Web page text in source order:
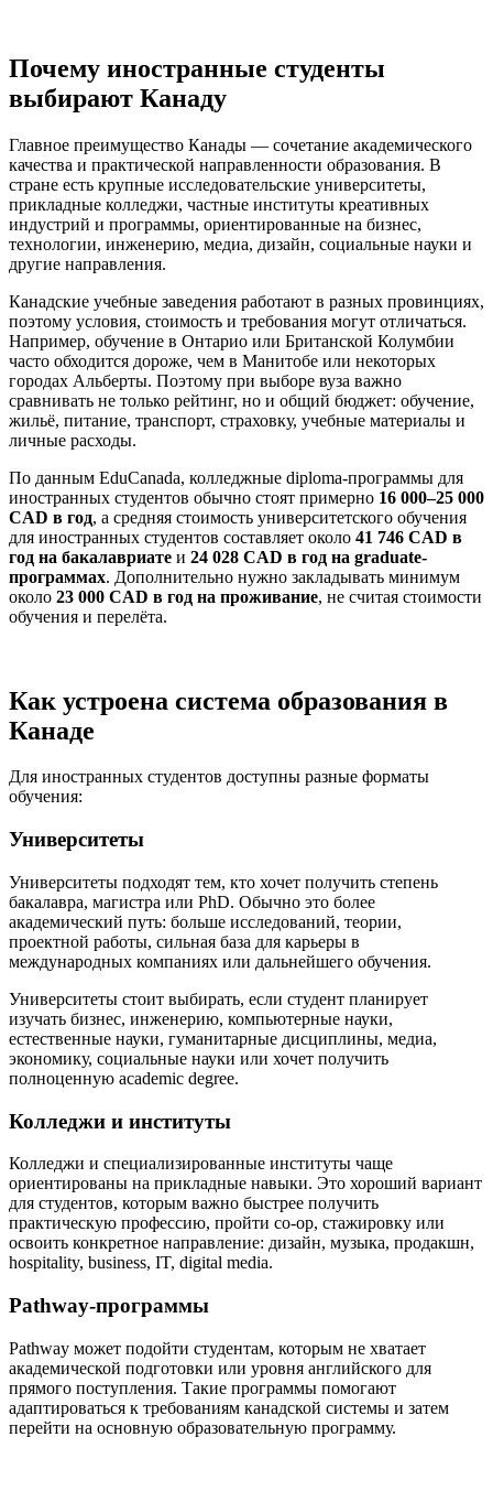
Почему иностранные студенты
выбирают Канаду
Главное преимущество Канады — сочетание академического
качества и практической направленности образования. В
стране есть крупные исследовательские университеты,
прикладные колледжи, частные институты креативных
индустрий и программы, ориентированные на бизнес,
технологии, инженерию, медиа, дизайн, социальные науки и
другие направления.
Канадские учебные заведения работают в разных провинциях,
поэтому условия, стоимость и требования могут отличаться.
Например, обучение в Онтарио или Британской Колумбии
часто обходится дороже, чем в Манитобе или некоторых
городах Альберты. Поэтому при выборе вуза важно
сравнивать не только рейтинг, но и общий бюджет: обучение,
жильё, питание, транспорт, страховку, учебные материалы и
личные расходы.
По данным EduCanada, колледжные diploma-программы для
иностранных студентов обычно стоят примерно 16 000–25 000
CAD в год, а средняя стоимость университетского обучения
для иностранных студентов составляет около 41 746 CAD в
год на бакалавриате и 24 028 CAD в год на graduate-
программах. Дополнительно нужно закладывать минимум
около 23 000 CAD в год на проживание, не считая стоимости
обучения и перелёта.
Как устроена система образования в
Канаде
Для иностранных студентов доступны разные форматы
обучения:
Университеты
Университеты подходят тем, кто хочет получить степень
бакалавра, магистра или PhD. Обычно это более
академический путь: больше исследований, теории,
проектной работы, сильная база для карьеры в
международных компаниях или дальнейшего обучения.
Университеты стоит выбирать, если студент планирует
изучать бизнес, инженерию, компьютерные науки,
естественные науки, гуманитарные дисциплины, медиа,
экономику, социальные науки или хочет получить
полноценную academic degree.
Колледжи и институты
Колледжи и специализированные институты чаще
ориентированы на прикладные навыки. Это хороший вариант
для студентов, которым важно быстрее получить
практическую профессию, пройти co-op, стажировку или
освоить конкретное направление: дизайн, музыка, продакшн,
hospitality, business, IT, digital media.
Pathway-программы
Pathway может подойти студентам, которым не хватает
академической подготовки или уровня английского для
прямого поступления. Такие программы помогают
адаптироваться к требованиям канадской системы и затем
перейти на основную образовательную программу.